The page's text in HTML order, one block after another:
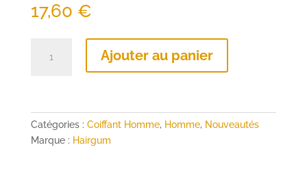
17,60 €
-
100g
Ajouter au panier
Catégories : Coiffant Homme, Homme, Nouveautés
Marque : Hairgum